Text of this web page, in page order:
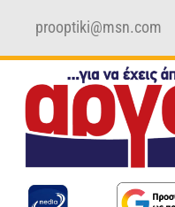
prooptiki@msn.com